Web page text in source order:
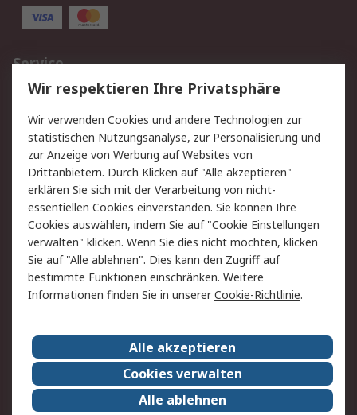
Service
Value Added Services
Lieferlösungen
Rücksendungen
Kontakt
Hilfe
Rechtliches
AGB
Datenschutz
Cookie-Richtlinie
Zahlungsbedingungen
Copyright/Impressum
Über RS
Karriere bei RS
Nachhaltigkeit
Qualität/Umwelt/ZertifikatePresse-Center
Event-Center
Wir respektieren Ihre Privatsphäre
Wir verwenden Cookies und andere Technologien zur
statistischen Nutzungsanalyse, zur Personalisierung und
zur Anzeige von Werbung auf Websites von
Drittanbietern. Durch Klicken auf "Alle akzeptieren"
erklären Sie sich mit der Verarbeitung von nicht-
essentiellen Cookies einverstanden. Sie können Ihre
Cookies auswählen, indem Sie auf "Cookie Einstellungen
verwalten" klicken. Wenn Sie dies nicht möchten, klicken
Sie auf "Alle ablehnen". Dies kann den Zugriff auf
bestimmte Funktionen einschränken. Weitere
Informationen finden Sie in unsererCookie-Richtlinie.
Alle akzeptieren
Cookies verwalten
Alle ablehnen